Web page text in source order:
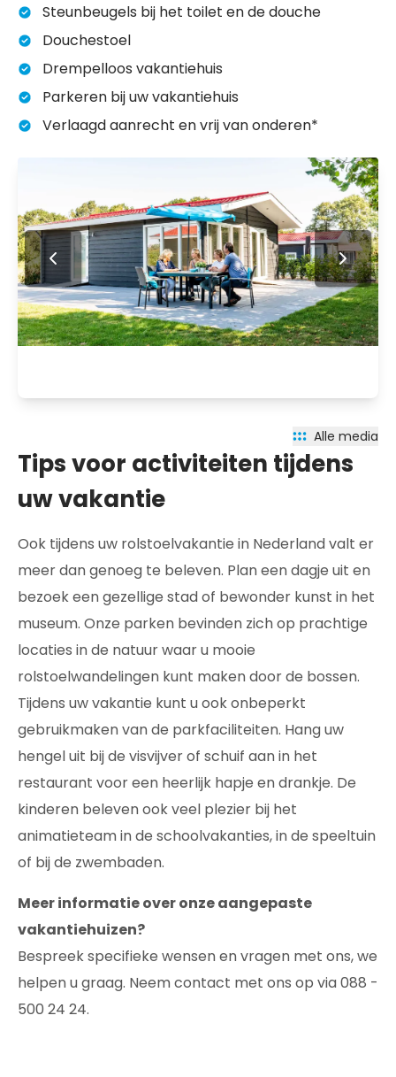
Steunbeugels bij het toilet en de douche
Douchestoel
Drempelloos vakantiehuis
Parkeren bij uw vakantiehuis
Verlaagd aanrecht en vrij van onderen*
Alle media
Tips voor activiteiten tijdens
uw vakantie
Ook tijdens uw rolstoelvakantie in Nederland valt er
meer dan genoeg te beleven. Plan een dagje uit en
bezoek een gezellige stad of bewonder kunst in het
museum. Onze parken bevinden zich op prachtige
locaties in de natuur waar u mooie
rolstoelwandelingen kunt maken door de bossen.
Tijdens uw vakantie kunt u ook onbeperkt
gebruikmaken van de parkfaciliteiten. Hang uw
hengel uit bij de visvijver of schuif aan in het
restaurant voor een heerlijk hapje en drankje. De
kinderen beleven ook veel plezier bij het
animatieteam in de schoolvakanties, in de speeltuin
of bij de zwembaden.
Meer informatie over onze aangepaste
vakantiehuizen?
Bespreek specifieke wensen en vragen met ons, we
helpen u graag. Neem contact met ons op via 088 -
500 24 24.